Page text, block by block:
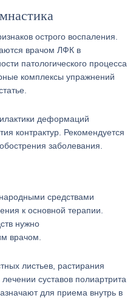
острого воспаления.
врачом ЛФК в
патологического процесса
комплексы упражнений
деформаций
контрактур. Рекомендуется
заболевания.
средствами
к основной терапии.
нужно
врачом.
листьев, растирания
суставов полиартрита
для приема внутрь в